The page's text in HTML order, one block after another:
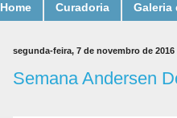
Home Curadoria Galeria
segunda-feira, 7 de novembro de 2016
Semana Andersen